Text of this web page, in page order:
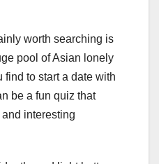
worth searching is
pool of Asian lonely
find to start a date with
be a fun quiz that
interesting